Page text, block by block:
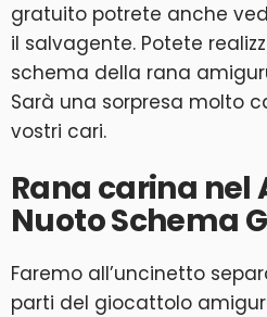
gratuito potrete anche
il salvagente. Potete
schema della rana
Sarà una sorpresa molto
vostri cari.
Rana carina nel
Nuoto Schema
Faremo all’uncinetto
parti del giocattolo